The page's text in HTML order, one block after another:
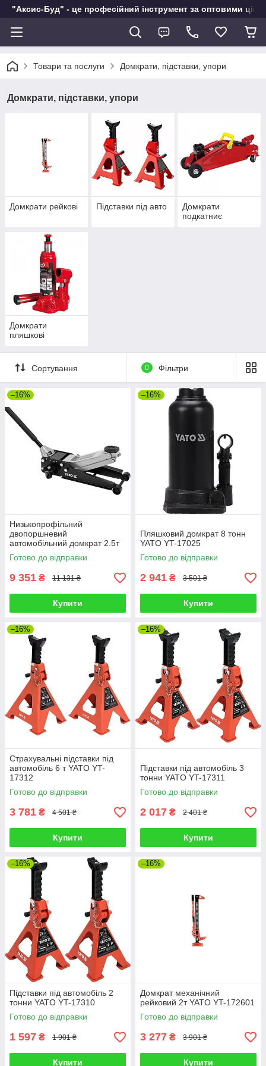
"Аксис-Буд" - це професійний інструмент за оптовими
Товари та послуги Домкрати, підставки, упори
Домкрати, підставки, упори
Домкрати рейкові Підставки під авто
Домкрати
подкатниє
Домкрати
пляшкові
Сортування 0 Фільтри
–16%
Низькопрофільний
двопоршневий
автомобільний домкрат 2.5т
YATO YT-17207
Готово до відправки
9 351 ₴ 11 131 ₴
Купити
–16%
Пляшковий домкрат 8 тонн
YATO YT-17025
Готово до відправки
2 941 ₴ 3 501 ₴
Купити
–16%
Страхувальні підставки під
автомобіль 6 т YATO YT-
17312
Готово до відправки
3 781 ₴ 4 501 ₴
Купити
–16%
Підставки під автомобіль 3
тонни YATO YT-17311
Готово до відправки
2 017 ₴ 2 401 ₴
Купити
–16%
Підставки під автомобіль 2
тонни YATO YT-17310
Готово до відправки
1 597 ₴ 1 901 ₴
Купити
–16%
Домкрат механічний
рейковий 2т YATO YT-172601
Готово до відправки
3 277 ₴ 3 901 ₴
Купити